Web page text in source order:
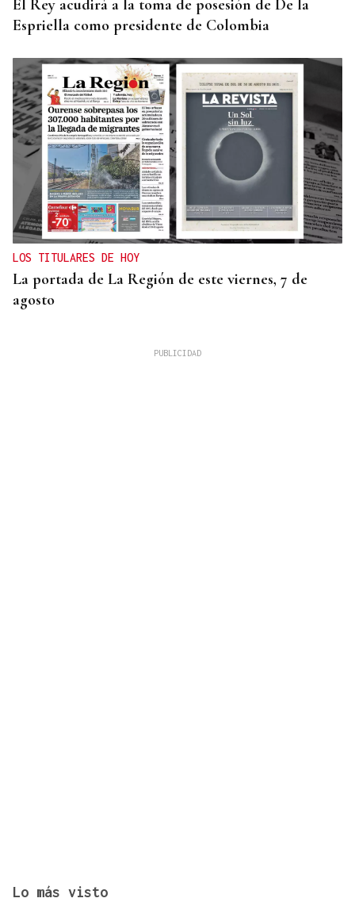
El Rey acudirá a la toma de posesión de De la
Espriella como presidente de Colombia
LOS TITULARES DE HOY
La portada de La Región de este viernes, 7 de
agosto
Lo más visto